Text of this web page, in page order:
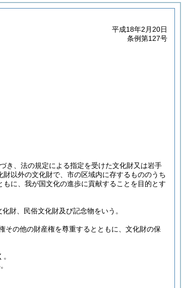
平成18年2月20日
条例第127号
き、法の規定による指定を受けた文化財又は岩手
以外の文化財で、市の区域内に存するもののうち
に、我が国文化の進歩に貢献することを目的とす
財、民俗文化財及び記念物をいう。
その他の財産権を尊重するとともに、文化財の保